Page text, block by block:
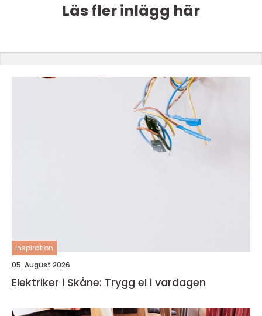
Läs fler inlägg här
inspiration
05. August 2026
Elektriker i Skåne: Trygg el i vardagen